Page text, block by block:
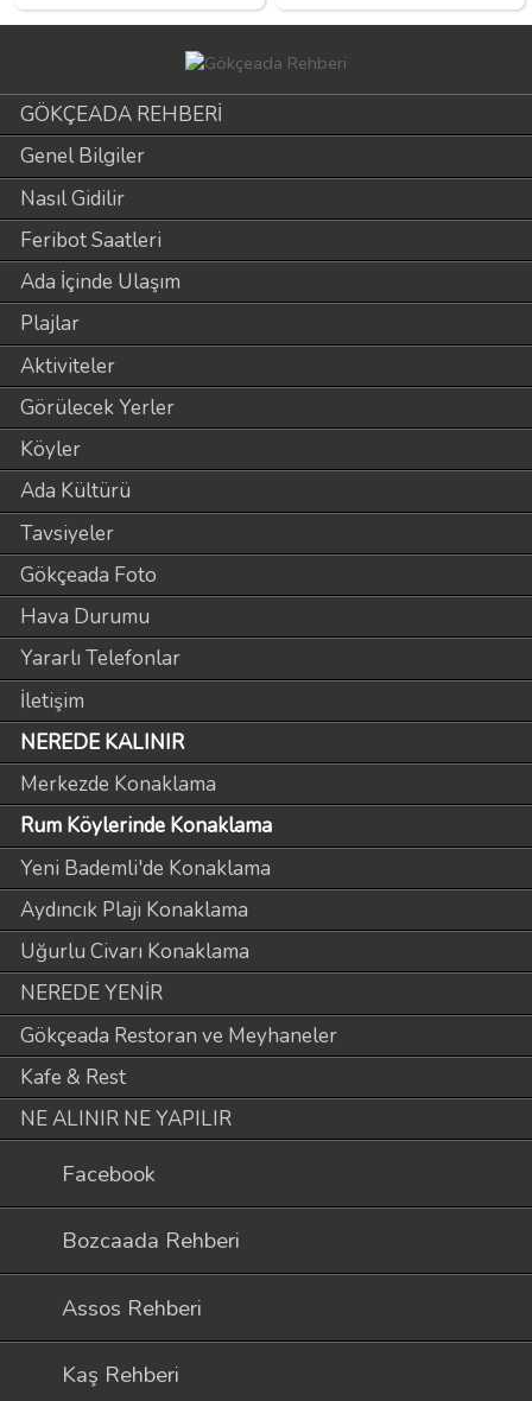
GÖKÇEADA REHBERİ
Genel Bilgiler
Nasıl Gidilir
Feribot Saatleri
Ada İçinde Ulaşım
Plajlar
Aktiviteler
Görülecek Yerler
Köyler
Ada Kültürü
Tavsiyeler
Gökçeada Foto
Hava Durumu
Yararlı Telefonlar
İletişim
NEREDE KALINIR
Merkezde Konaklama
Rum Köylerinde Konaklama
Yeni Bademli'de Konaklama
Aydıncık Plajı Konaklama
Uğurlu Civarı Konaklama
NEREDE YENİR
Gökçeada Restoran ve Meyhaneler
Kafe & Rest
NE ALINIR NE YAPILIR
Facebook
Bozcaada Rehberi
Assos Rehberi
Kaş Rehberi